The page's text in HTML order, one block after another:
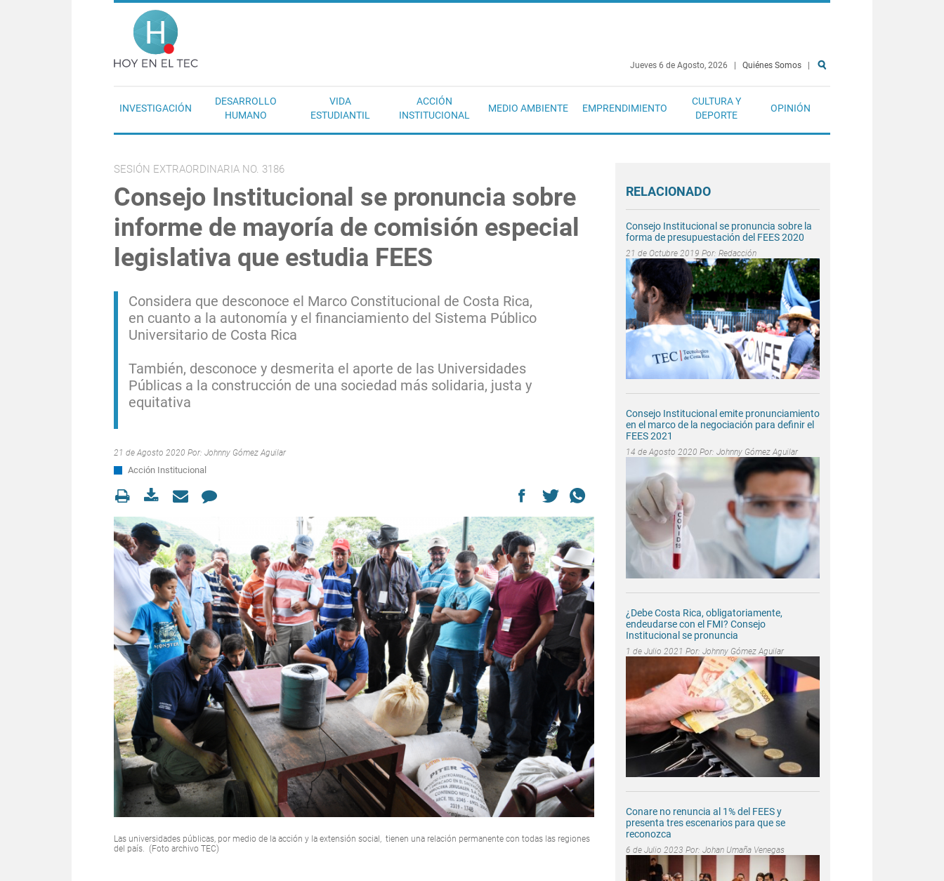
Pasar al contenido principal
Jueves 6 de Agosto, 2026 Quiénes Somos
INVESTIGACIÓN
DESARROLLO
HUMANO
VIDA
ESTUDIANTIL
ACCIÓN
INSTITUCIONAL
MEDIO AMBIENTE EMPRENDIMIENTO
CULTURA Y
DEPORTE
OPINIÓN
SESIÓN EXTRAORDINARIA NO. 3186
Consejo Institucional se pronuncia sobre
informe de mayoría de comisión especial
legislativa que estudia FEES
Considera que desconoce el Marco Constitucional de Costa Rica,
en cuanto a la autonomía y el financiamiento del Sistema Público
Universitario de Costa Rica
También, desconoce y desmerita el aporte de las Universidades
Públicas a la construcción de una sociedad más solidaria, justa y
equitativa
21 de Agosto 2020 Por: Johnny Gómez Aguilar
Acción Institucional
Las universidades públicas, por medio de la acción y la extensión social, tienen una relación permanente con todas las regiones
del país. (Foto archivo TEC)
RELACIONADO
Consejo Institucional se pronuncia sobre la
forma de presupuestación del FEES 2020
21 de Octubre 2019 Por: Redacción
Consejo Institucional emite pronunciamiento
en el marco de la negociación para definir el
FEES 2021
14 de Agosto 2020 Por: Johnny Gómez Aguilar
¿Debe Costa Rica, obligatoriamente,
endeudarse con el FMI? Consejo
Institucional se pronuncia
1 de Julio 2021 Por: Johnny Gómez Aguilar
Conare no renuncia al 1% del FEES y
presenta tres escenarios para que se
reconozca
6 de Julio 2023 Por: Johan Umaña Venegas